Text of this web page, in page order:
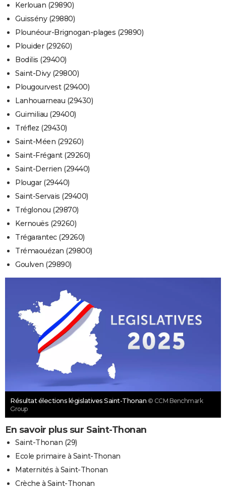
Kerlouan (29890)
Guissény (29880)
Plounéour-Brignogan-plages (29890)
Plouider (29260)
Bodilis (29400)
Saint-Divy (29800)
Plougourvest (29400)
Lanhouarneau (29430)
Guimiliau (29400)
Tréflez (29430)
Saint-Méen (29260)
Saint-Frégant (29260)
Saint-Derrien (29440)
Plougar (29440)
Saint-Servais (29400)
Tréglonou (29870)
Kernouës (29260)
Trégarantec (29260)
Trémaouézan (29800)
Goulven (29890)
Résultat élections législatives Saint-Thonan © CCM Benchmark
Group
En savoir plus sur Saint-Thonan
Saint-Thonan (29)
Ecole primaire à Saint-Thonan
Maternités à Saint-Thonan
Crèche à Saint-Thonan